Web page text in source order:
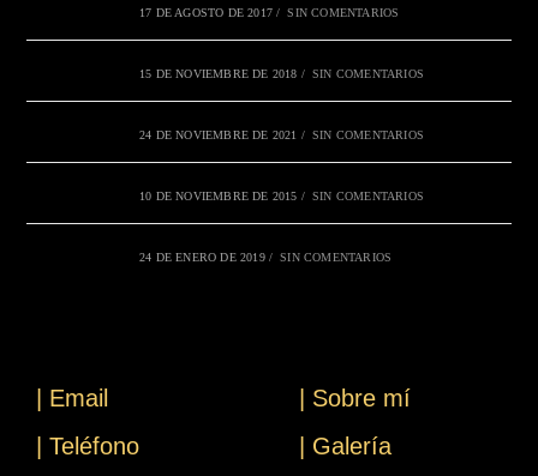
17 DE AGOSTO DE 2017 / SIN COMENTARIOS
15 DE NOVIEMBRE DE 2018 / SIN COMENTARIOS
24 DE NOVIEMBRE DE 2021 / SIN COMENTARIOS
10 DE NOVIEMBRE DE 2015 / SIN COMENTARIOS
24 DE ENERO DE 2019 / SIN COMENTARIOS
| Email
| Sobre mí
| Teléfono
| Galería